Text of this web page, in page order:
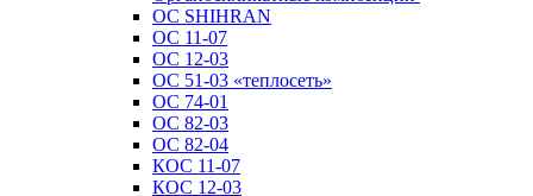
ОС SHIHRAN
ОС 11-07
ОС 12-03
ОС 51-03 «теплосеть»
ОС 74-01
ОС 82-03
ОС 82-04
КОС 11-07
КОС 12-03